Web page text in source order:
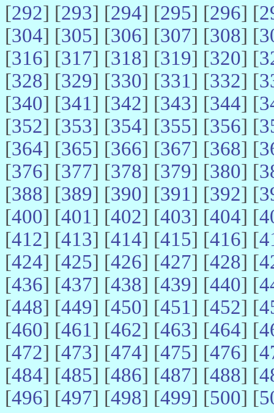
[292] [293] [294] [295] [296] [
[304] [305] [306] [307] [308] [
[316] [317] [318] [319] [320] [
[328] [329] [330] [331] [332] [
[340] [341] [342] [343] [344] [
[352] [353] [354] [355] [356] [
[364] [365] [366] [367] [368] [
[376] [377] [378] [379] [380] [
[388] [389] [390] [391] [392] [
[400] [401] [402] [403] [404] [
[412] [413] [414] [415] [416] [
[424] [425] [426] [427] [428] [
[436] [437] [438] [439] [440] [
[448] [449] [450] [451] [452] [
[460] [461] [462] [463] [464] [
[472] [473] [474] [475] [476] [
[484] [485] [486] [487] [488] [
[496] [497] [498] [499] [500] [